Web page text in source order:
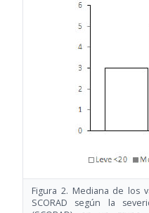
Figura 2. Mediana de los
SCORAD según la